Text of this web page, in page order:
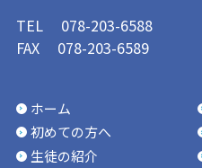
TEL 078-203-6588
FAX 078-203-6589
ホーム
初めての方へ
生徒の紹介